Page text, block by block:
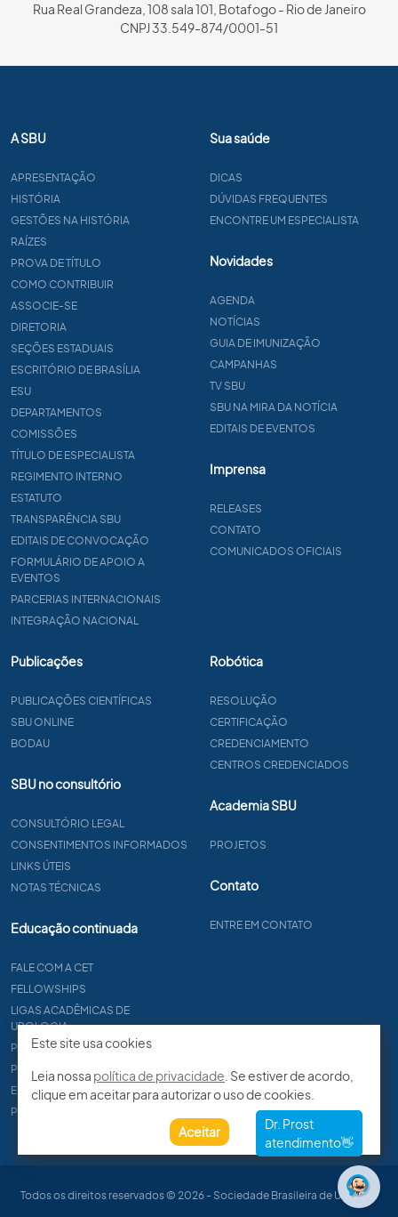
Rua Real Grandeza, 108 sala 101, Botafogo - Rio de Janeiro
CNPJ 33.549-874/0001-51
A SBU
APRESENTAÇÃO
HISTÓRIA
GESTÕES NA HISTÓRIA
RAÍZES
PROVA DE TÍTULO
COMO CONTRIBUIR
ASSOCIE-SE
DIRETORIA
SEÇÕES ESTADUAIS
ESCRITÓRIO DE BRASÍLIA
ESU
DEPARTAMENTOS
COMISSÕES
TÍTULO DE ESPECIALISTA
REGIMENTO INTERNO
ESTATUTO
TRANSPARÊNCIA SBU
EDITAIS DE CONVOCAÇÃO
FORMULÁRIO DE APOIO A
EVENTOS
PARCERIAS INTERNACIONAIS
INTEGRAÇÃO NACIONAL
Sua saúde
DICAS
DÚVIDAS FREQUENTES
ENCONTRE UM ESPECIALISTA
Novidades
AGENDA
NOTÍCIAS
GUIA DE IMUNIZAÇÃO
CAMPANHAS
TV SBU
SBU NA MIRA DA NOTÍCIA
EDITAIS DE EVENTOS
Imprensa
RELEASES
CONTATO
COMUNICADOS OFICIAIS
Publicações
PUBLICAÇÕES CIENTÍFICAS
SBU ONLINE
BODAU
SBU no consultório
CONSULTÓRIO LEGAL
CONSENTIMENTOS INFORMADOS
LINKS ÚTEIS
NOTAS TÉCNICAS
Educação continuada
FALE COM A CET
FELLOWSHIPS
LIGAS ACADÊMICAS DE
UROLOGIA
PAPER
PROCET
EDITAIS
PROGRAMA DE RESIDÊNCIA
Robótica
RESOLUÇÃO
CERTIFICAÇÃO
CREDENCIAMENTO
CENTROS CREDENCIADOS
Academia SBU
PROJETOS
Contato
ENTRE EM CONTATO
Todos os direitos reservados © 2026 - Sociedade Brasileira de Urologia
Este site usa cookies
Leia nossa política de privacidade . Se estiver de acordo,
clique em aceitar para autorizar o uso de cookies.
Aceitar